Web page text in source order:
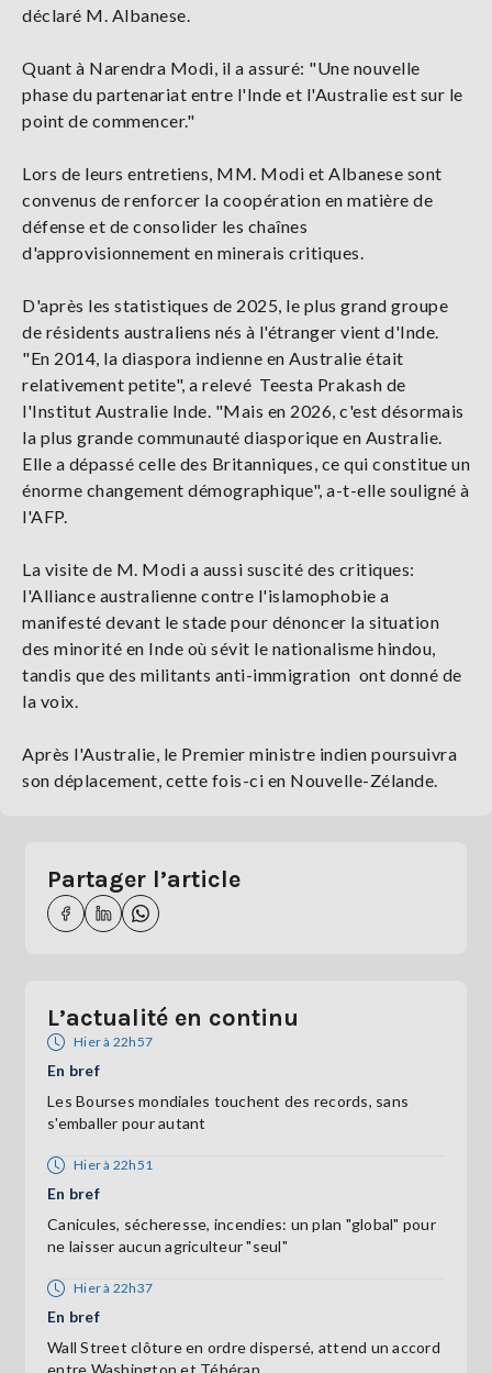
déclaré M. Albanese.
Quant à Narendra Modi, il a assuré: "Une nouvelle
phase du partenariat entre l'Inde et l'Australie est sur le
point de commencer."
Lors de leurs entretiens, MM. Modi et Albanese sont
convenus de renforcer la coopération en matière de
défense et de consolider les chaînes
d'approvisionnement en minerais critiques.
D'après les statistiques de 2025, le plus grand groupe
de résidents australiens nés à l'étranger vient d'Inde.
"En 2014, la diaspora indienne en Australie était
relativement petite", a relevé Teesta Prakash de
l'Institut Australie Inde. "Mais en 2026, c'est désormais
la plus grande communauté diasporique en Australie.
Elle a dépassé celle des Britanniques, ce qui constitue un
énorme changement démographique", a-t-elle souligné à
l'AFP.
La visite de M. Modi a aussi suscité des critiques:
l'Alliance australienne contre l'islamophobie a
manifesté devant le stade pour dénoncer la situation
des minorité en Inde où sévit le nationalisme hindou,
tandis que des militants anti-immigration ont donné de
la voix.
Après l'Australie, le Premier ministre indien poursuivra
son déplacement, cette fois-ci en Nouvelle-Zélande.
Partager l’article
L’actualité en continu
Hier à 22h57
En bref
Les Bourses mondiales touchent des records, sans
s'emballer pour autant
Hier à 22h51
En bref
Canicules, sécheresse, incendies: un plan "global" pour
ne laisser aucun agriculteur "seul"
Hier à 22h37
En bref
Wall Street clôture en ordre dispersé, attend un accord
entre Washington et Téhéran